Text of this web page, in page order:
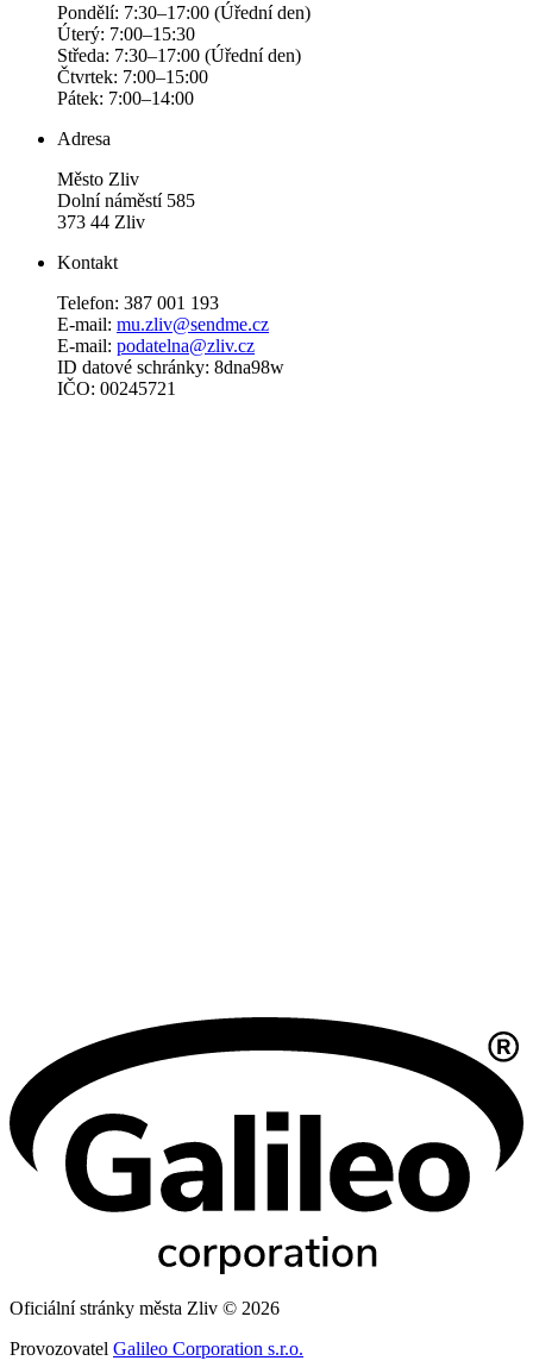
Pondělí: 7:30–17:00 (Úřední den)
Úterý: 7:00–15:30
Středa: 7:30–17:00 (Úřední den)
Čtvrtek: 7:00–15:00
Pátek: 7:00–14:00
Adresa
Město Zliv
Dolní náměstí 585
373 44 Zliv
Kontakt
Telefon: 387 001 193
E-mail: mu.zliv@sendme.cz
E-mail: podatelna@zliv.cz
ID datové schránky: 8dna98w
IČO: 00245721
Oficiální stránky města Zliv © 2026
Provozovatel Galileo Corporation s.r.o.